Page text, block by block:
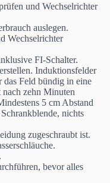
und Wechselrichter
auslegen.
Wechselrichter
FI-Schalter.
Induktionsfelder
das Feld bündig in eine
nach zehn Minuten
5 cm Abstand
nichts
zugeschraubt ist.
bevor alles